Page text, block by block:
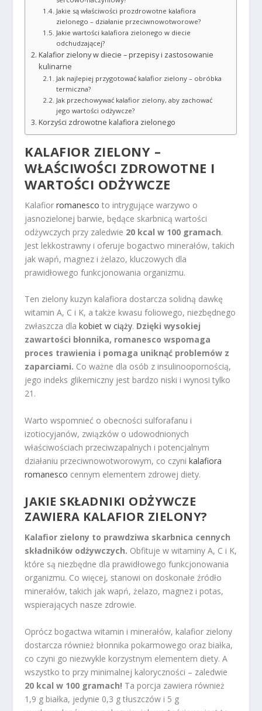
Jakie są właściwości prozdrowotne kalafiora
zielonego – działanie przeciwnowotworowe?
Jakie wartości kalafiora zielonego w diecie
odchudzającej?
Kalafior zielony w diecie – przepisy i zastosowanie
kulinarne
Jak najlepiej przygotować kalafior zielony – obróbka
termiczna?
Jak przechowywać kalafior zielony, aby zachować
jego wartości odżywcze?
Korzyści zdrowotne kalafiora zielonego
KALAFIOR ZIELONY –
WŁAŚCIWOŚCI ZDROWOTNE I
WARTOŚCI ODŻYWCZE
Kalafiorromanesco to intrygujące warzywo o
jasnozielonej barwie, będące skarbnicą wartości
odżywczych przy zaledwie 20 kcal w 100 gramach.
Jest lekkostrawny i oferuje bogactwo minerałów, takich
jak wapń, magnez i żelazo, kluczowych dla
prawidłowego funkcjonowania organizmu.
Ten zielony kuzyn kalafiora dostarcza solidną dawkę
witamin A, C i K, a także kwasu foliowego, niezbędnego
zwłaszcza dlakobiet w ciąży. Dzięki wysokiej
zawartości błonnika, romanesco wspomaga
proces trawienia i pomaga uniknąć problemów z
zaparciami. Co ważne dla osób z insulinoopornością,
jego indeks glikemiczny jest bardzo niski i wynosi tylko
21.
Warto wspomnieć o obecności sulforafanu i
izotiocyjanów, związków o udowodnionych
właściwościach przeciwzapalnych i potencjalnym
działaniu przeciwnowotworowym, co czynikalafiora
romanesco cennym elementem zdrowej diety.
JAKIE SKŁADNIKI ODŻYWCZE
ZAWIERA KALAFIOR ZIELONY?
Kalafior zielony to prawdziwa skarbnica cennych
składników odżywczych. Obfituje w witaminy A, C i K,
które są niezbędne dla prawidłowego funkcjonowania
organizmu. Co więcej, stanowi on doskonałe źródło
minerałów, takich jak wapń, żelazo, magnez i potas,
wspierających nasze zdrowie.
Oprócz bogactwa witamin i minerałów, kalafior zielony
dostarcza również błonnika pokarmowego oraz białka,
co czyni go niezwykle korzystnym elementem diety. A
wszystko to przy minimalnej kaloryczności – zaledwie
20 kcal w 100 gramach! Ta porcja zawiera również
1,9 g białka, jedynie 0,3 g tłuszczów i 5 g